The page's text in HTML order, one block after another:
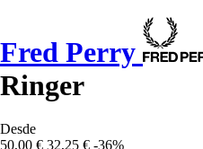
Fred Perry
Ringer
Desde
50,00 € 32,25 € -36%